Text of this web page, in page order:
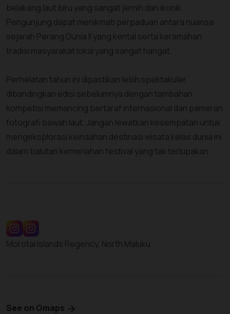
belakang laut biru yang sangat jernih dan ikonik.
Pengunjung dapat menikmati perpaduan antara nuansa
sejarah Perang Dunia II yang kental serta keramahan
tradisi masyarakat lokal yang sangat hangat.
Perhelatan tahun ini dipastikan lebih spektakuler
dibandingkan edisi sebelumnya dengan tambahan
kompetisi memancing bertaraf internasional dan pameran
fotografi bawah laut. Jangan lewatkan kesempatan untuk
mengeksplorasi keindahan destinasi wisata kelas dunia ini
dalam balutan kemeriahan festival yang tak terlupakan.
Morotai Islands Regency, North Maluku
See on Gmaps